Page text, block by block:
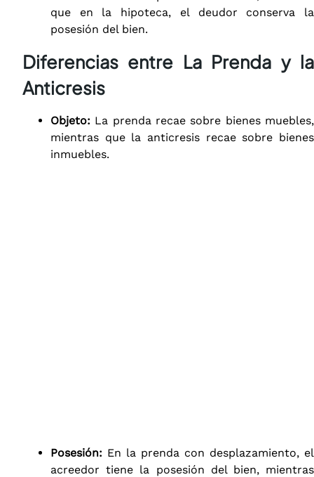
que en la hipoteca, el deudor conserva la
posesión del bien.
Diferencias entre La Prenda y la
Anticresis
Objeto: La prenda recae sobre bienes muebles,
mientras que la anticresis recae sobre bienes
inmuebles.
Posesión: En la prenda con desplazamiento, el
acreedor tiene la posesión del bien, mientras